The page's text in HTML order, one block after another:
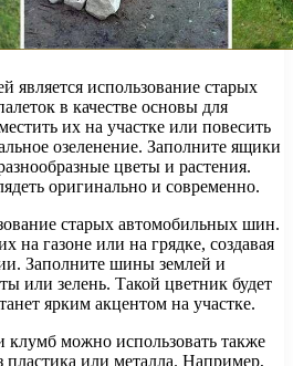
является использование старых
в качестве основы для
их на участке или повесить
озеленение. Заполните ящики
цветы и растения.
оригинально и современно.
старых автомобильных шин.
на газоне или на грядке, создавая
Заполните шины землей и
или зелень. Такой цветник будет
ярким акцентом на участке.
клумб можно использовать также
пластика или металла. Например,